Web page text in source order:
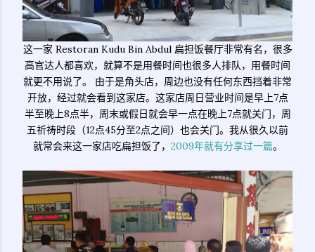
这一家 Restoran Kudu Bin Abdul 扁担饭餐厅非常有名，很多
高官达人都喜欢，就算不是用餐时间也很多人排队，用餐时间
就更不用说了。 由于是角头店，周边也没有任何东西挡着非常
开放，经过就会看到这家店。这家店周日营业时间是早上7点
半至晚上8点半，周末或假日就会早一点在晚上7点就关门，周
五祈祷时段（12点45分至2点之间）也会关门。我从很久以前
就常会来这一家店吃扁担饭了， 2009年就有分享过一篇。